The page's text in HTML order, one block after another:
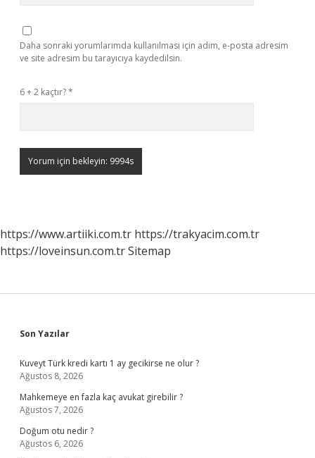
Daha sonraki yorumlarımda kullanılması için adım, e-posta adresim
ve site adresim bu tarayıcıya kaydedilsin.
6 + 2 kaçtır?*
https://www.artiiki.com.tr https://trakyacim.com.tr
https://loveinsun.com.trSitemap
Sidebar
Son Yazılar
Kuveyt Türk kredi kartı 1 ay gecikirse ne olur ?
Ağustos 8, 2026
Mahkemeye en fazla kaç avukat girebilir ?
Ağustos 7, 2026
Doğum otu nedir ?
Ağustos 6, 2026